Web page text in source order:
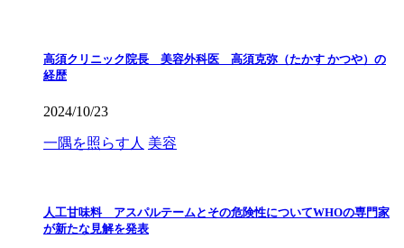
高須クリニック院長 美容外科医 高須克弥（たかす かつや）の
経歴
2024/10/23
一隅を照らす人 美容
人工甘味料 アスパルテームとその危険性についてWHOの専門家
が新たな見解を発表